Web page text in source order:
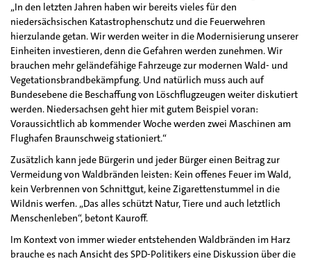
„In den letzten Jahren haben wir bereits vieles für den
niedersächsischen Katastrophenschutz und die Feuerwehren
hierzulande getan. Wir werden weiter in die Modernisierung unserer
Einheiten investieren, denn die Gefahren werden zunehmen. Wir
brauchen mehr geländefähige Fahrzeuge zur modernen Wald- und
Vegetationsbrandbekämpfung. Und natürlich muss auch auf
Bundesebene die Beschaffung von Löschflugzeugen weiter diskutiert
werden. Niedersachsen geht hier mit gutem Beispiel voran:
Voraussichtlich ab kommender Woche werden zwei Maschinen am
Flughafen Braunschweig stationiert.“
Zusätzlich kann jede Bürgerin und jeder Bürger einen Beitrag zur
Vermeidung von Waldbränden leisten: Kein offenes Feuer im Wald,
kein Verbrennen von Schnittgut, keine Zigarettenstummel in die
Wildnis werfen. „Das alles schützt Natur, Tiere und auch letztlich
Menschenleben“, betont Kauroff.
Im Kontext von immer wieder entstehenden Waldbränden im Harz
brauche es nach Ansicht des SPD-Politikers eine Diskussion über die